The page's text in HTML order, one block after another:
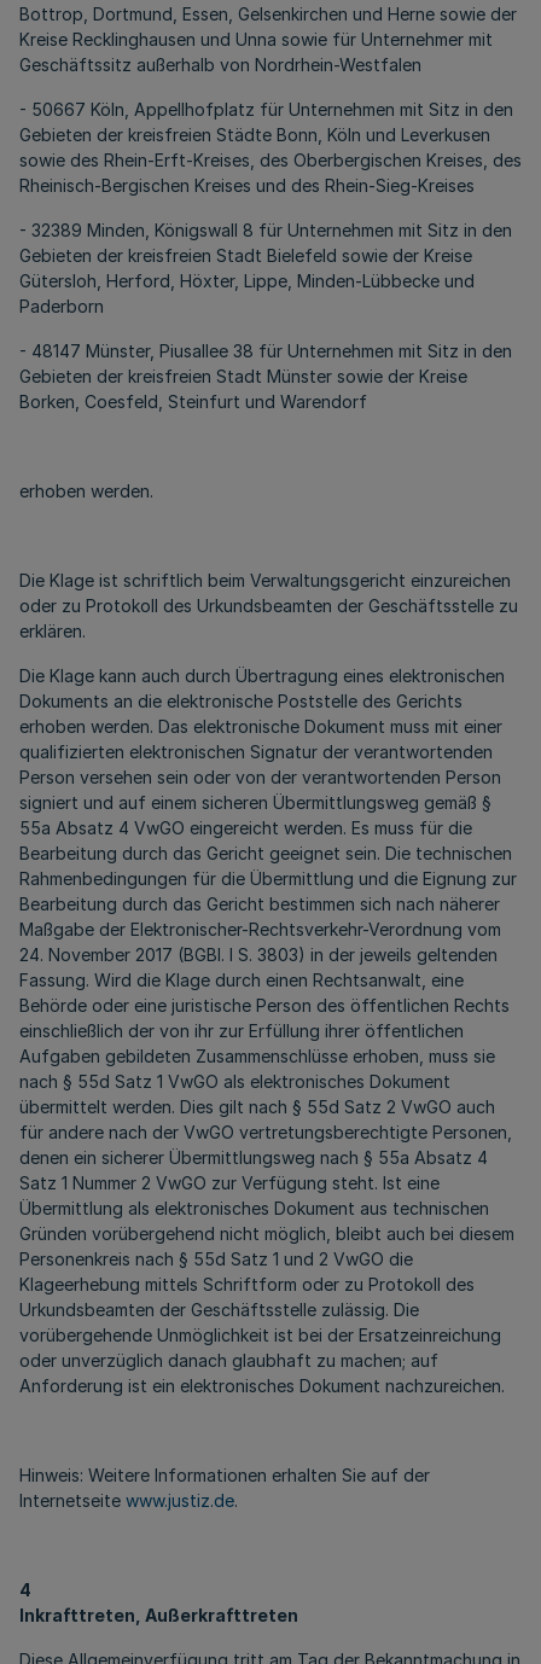
Bottrop, Dortmund, Essen, Gelsenkirchen und Herne sowie der
Kreise Recklinghausen und Unna sowie für Unternehmer mit
Geschäftssitz außerhalb von Nordrhein-Westfalen
- 50667 Köln, Appellhofplatz für Unternehmen mit Sitz in den
Gebieten der kreisfreien Städte Bonn, Köln und Leverkusen
sowie des Rhein-Erft-Kreises, des Oberbergischen Kreises, des
Rheinisch-Bergischen Kreises und des Rhein-Sieg-Kreises
- 32389 Minden, Königswall 8 für Unternehmen mit Sitz in den
Gebieten der kreisfreien Stadt Bielefeld sowie der Kreise
Gütersloh, Herford, Höxter, Lippe, Minden-Lübbecke und
Paderborn
- 48147 Münster, Piusallee 38 für Unternehmen mit Sitz in den
Gebieten der kreisfreien Stadt Münster sowie der Kreise
Borken, Coesfeld, Steinfurt und Warendorf
erhoben werden.
Die Klage ist schriftlich beim Verwaltungsgericht einzureichen
oder zu Protokoll des Urkundsbeamten der Geschäftsstelle zu
erklären.
Die Klage kann auch durch Übertragung eines elektronischen
Dokuments an die elektronische Poststelle des Gerichts
erhoben werden. Das elektronische Dokument muss mit einer
qualifizierten elektronischen Signatur der verantwortenden
Person versehen sein oder von der verantwortenden Person
signiert und auf einem sicheren Übermittlungsweg gemäß §
55a Absatz 4 VwGO eingereicht werden. Es muss für die
Bearbeitung durch das Gericht geeignet sein. Die technischen
Rahmenbedingungen für die Übermittlung und die Eignung zur
Bearbeitung durch das Gericht bestimmen sich nach näherer
Maßgabe der Elektronischer-Rechtsverkehr-Verordnung vom
24. November 2017 (BGBl. I S. 3803) in der jeweils geltenden
Fassung. Wird die Klage durch einen Rechtsanwalt, eine
Behörde oder eine juristische Person des öffentlichen Rechts
einschließlich der von ihr zur Erfüllung ihrer öffentlichen
Aufgaben gebildeten Zusammenschlüsse erhoben, muss sie
nach § 55d Satz 1 VwGO als elektronisches Dokument
übermittelt werden. Dies gilt nach § 55d Satz 2 VwGO auch
für andere nach der VwGO vertretungsberechtigte Personen,
denen ein sicherer Übermittlungsweg nach § 55a Absatz 4
Satz 1 Nummer 2 VwGO zur Verfügung steht. Ist eine
Übermittlung als elektronisches Dokument aus technischen
Gründen vorübergehend nicht möglich, bleibt auch bei diesem
Personenkreis nach § 55d Satz 1 und 2 VwGO die
Klageerhebung mittels Schriftform oder zu Protokoll des
Urkundsbeamten der Geschäftsstelle zulässig. Die
vorübergehende Unmöglichkeit ist bei der Ersatzeinreichung
oder unverzüglich danach glaubhaft zu machen; auf
Anforderung ist ein elektronisches Dokument nachzureichen.
Hinweis: Weitere Informationen erhalten Sie auf der
Internetseite www.justiz.de.
4
Inkrafttreten, Außerkrafttreten
Diese Allgemeinverfügung tritt am Tag der Bekanntmachung in